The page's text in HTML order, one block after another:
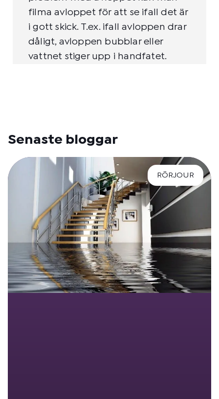
filma avloppet för att se ifall det är
i gott skick. T.ex. ifall avloppen drar
dåligt, avloppen bubblar eller
vattnet stiger upp i handfatet.
Senaste bloggar
RÖRJOUR